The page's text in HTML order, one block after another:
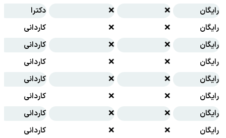
رایگان
❌
❌
دکترا
رایگان
❌
❌
کاردانی
رایگان
❌
❌
کاردانی
رایگان
❌
❌
کاردانی
رایگان
❌
❌
کاردانی
رایگان
❌
❌
کاردانی
رایگان
❌
❌
کاردانی
رایگان
❌
❌
کاردانی